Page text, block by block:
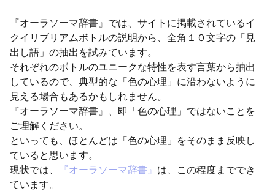
『オーラソーマ辞書』では、サイトに掲載されているイ
クイリブリアムボトルの説明から、全角１０文字の「見
出し語」の抽出を試みています。
それぞれのボトルのユニークな特性を表す言葉から抽出
しているので、典型的な「色の心理」に沿わないように
見える場合もあるかもしれません。
『オーラソーマ辞書』、即「色の心理」ではないことを
ご理解ください。
といっても、ほとんどは「色の心理」をそのまま反映し
ていると思います。
現状では、
『オーラソーマ辞書』 は、この程度まででき
ています。